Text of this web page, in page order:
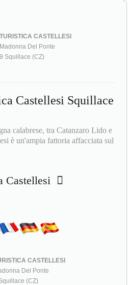
CASTELLESI
Del Ponte
Squillace (CZ)
Castellesi Squillace
calabrese, tra Catanzaro Lido e
è un'ampia fattoria affacciata sul
Castellesi
CASTELLESI
Del Ponte
(CZ)